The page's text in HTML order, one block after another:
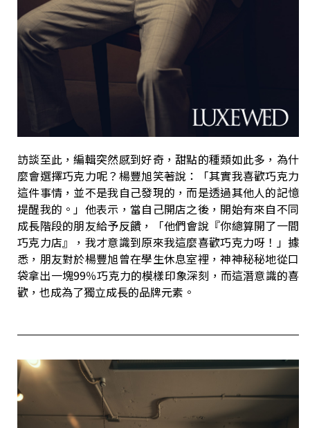
訪談至此，編輯突然感到好奇，甜點的種類如此多，為什
麼會選擇巧克力呢？楊豐旭笑著說：「其實我喜歡巧克力
這件事情，並不是我自己發現的，而是透過其他人的記憶
提醒我的。」他表示，當自己開店之後，開始有來自不同
成長階段的朋友給予反饋，「他們會說『你總算開了一間
巧克力店』，我才意識到原來我這麼喜歡巧克力呀！」據
悉，朋友對於楊豐旭曾在學生休息室裡，神神秘秘地從口
袋拿出一塊99％巧克力的模樣印象深刻，而這潛意識的喜
歡，也成為了獨立成長的品牌元素。